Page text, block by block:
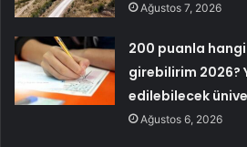
Ağustos 7, 2026
200 puanla
girebilirim 2026?
edilebilecek
Ağustos 6, 2026